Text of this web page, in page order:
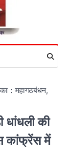
: महागठबंधन,
की
कांफ्रेंस में